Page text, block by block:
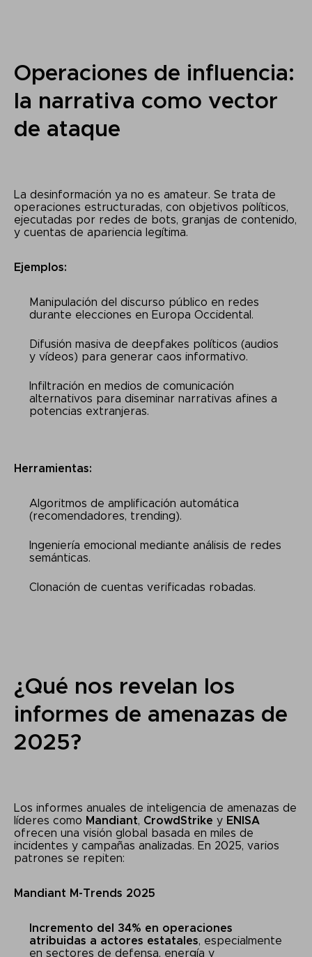
Operaciones de influencia:
la narrativa como vector
de ataque
La desinformación ya no es amateur. Se trata de
operaciones estructuradas, con objetivos políticos,
ejecutadas por redes de bots, granjas de contenido,
y cuentas de apariencia legítima.
Ejemplos:
Manipulación del discurso público en redes
durante elecciones en Europa Occidental.
Difusión masiva de deepfakes políticos (audios
y vídeos) para generar caos informativo.
Infiltración en medios de comunicación
alternativos para diseminar narrativas afines a
potencias extranjeras.
Herramientas:
Algoritmos de amplificación automática
(recomendadores, trending).
Ingeniería emocional mediante análisis de redes
semánticas.
Clonación de cuentas verificadas robadas.
¿Qué nos revelan los
informes de amenazas de
2025?
Los informes anuales de inteligencia de amenazas de
líderes como Mandiant, CrowdStrike y ENISA
ofrecen una visión global basada en miles de
incidentes y campañas analizadas. En 2025, varios
patrones se repiten:
Mandiant M-Trends 2025
Incremento del 34% en operaciones
atribuidas a actores estatales, especialmente
en sectores de defensa, energía y